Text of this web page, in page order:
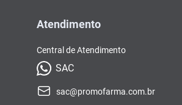
Atendimento
Central de Atendimento
SAC
sac@promofarma.com.br